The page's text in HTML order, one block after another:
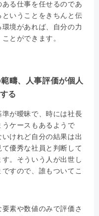
る仕事を任せるのであ
いうことをきちんと伝
境があれば、自分の力
とができます。
疇、人事評価が個人
る
が曖昧で、時には社長
ケースもあるようで
けれど自分の結果は出
優秀な社員と判断して
。そういう人が出世し
すので、誰もついてこ
素や数値のみで評価さ